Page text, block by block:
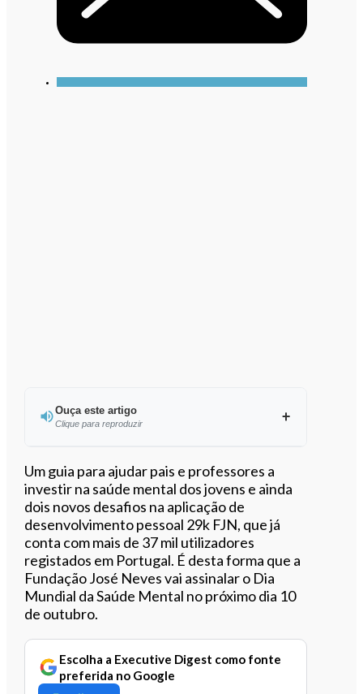
Ouça este artigo
Clique para reproduzir
Ouvir este artigo
Um guia para ajudar pais e professores a
investir na saúde mental dos jovens e ainda
dois novos desafios na aplicação de
desenvolvimento pessoal 29k FJN, que já
conta com mais de 37 mil utilizadores
registados em Portugal. É desta forma que a
Fundação José Neves vai assinalar o Dia
Mundial da Saúde Mental no próximo dia 10
de outubro.
Escolha a Executive Digest como fonte
preferida no Google